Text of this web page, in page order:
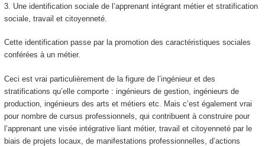
3. Une identification sociale de l’apprenant intégrant métier et stratification
sociale, travail et citoyenneté.
Cette identification passe par la promotion des caractéristiques sociales
conférées à un métier.
Ceci est vrai particulièrement de la figure de l’ingénieur et des
stratifications qu’elle comporte : ingénieurs de gestion, ingénieurs de
production, ingénieurs des arts et métiers etc. Mais c’est également vrai
pour nombre de cursus professionnels, qui contribuent à construire pour
l’apprenant une visée intégrative liant métier, travail et citoyenneté par le
biais de projets locaux, de manifestations professionnelles, d’actions